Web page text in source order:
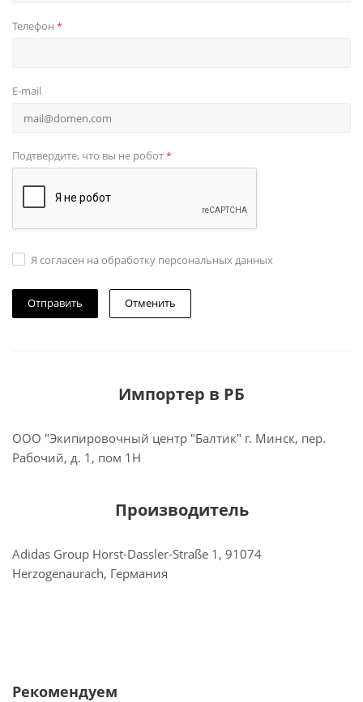
Телефон *
E-mail
Подтвердите, что вы не робот*
Я согласен на обработку персональных данных
Отменить
Импортер в РБ
ООО "Экипировочный центр "Балтик" г. Минск, пер.
Рабочий, д. 1, пом 1Н
Производитель
Adidas Group Horst-Dassler-Straße 1, 91074
Herzogenaurach, Германия
Рекомендуем